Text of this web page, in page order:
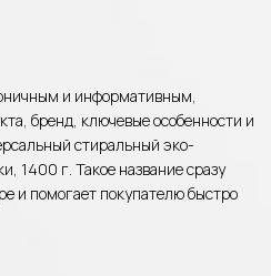
и информативным,
бренд, ключевые особенности и
стиральный эко-
1400 г. Такое название сразу
и помогает покупателю быстро